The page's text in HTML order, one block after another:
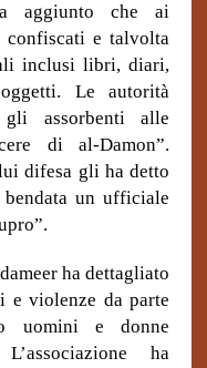
aggiunto che ai
confiscati e talvolta
inclusi libri, diari,
Le autorità
gli assorbenti alle
di al-Damon”.
difesa gli ha detto
un ufficiale
ha dettagliato
e violenze da parte
uomini e donne
ha